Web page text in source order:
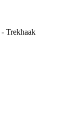
Trekhaak